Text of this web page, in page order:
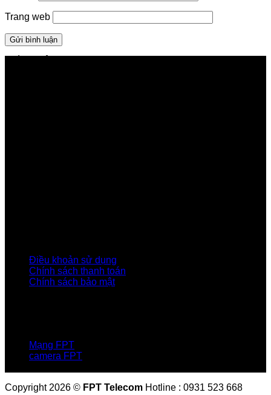
Trang web
Điều khoản sử dụng
Chính sách thanh toán
Chính sách bảo mật
Mạng FPT
camera FPT
Copyright 2026 © FPT Telecom Hotline : 0931 523 668